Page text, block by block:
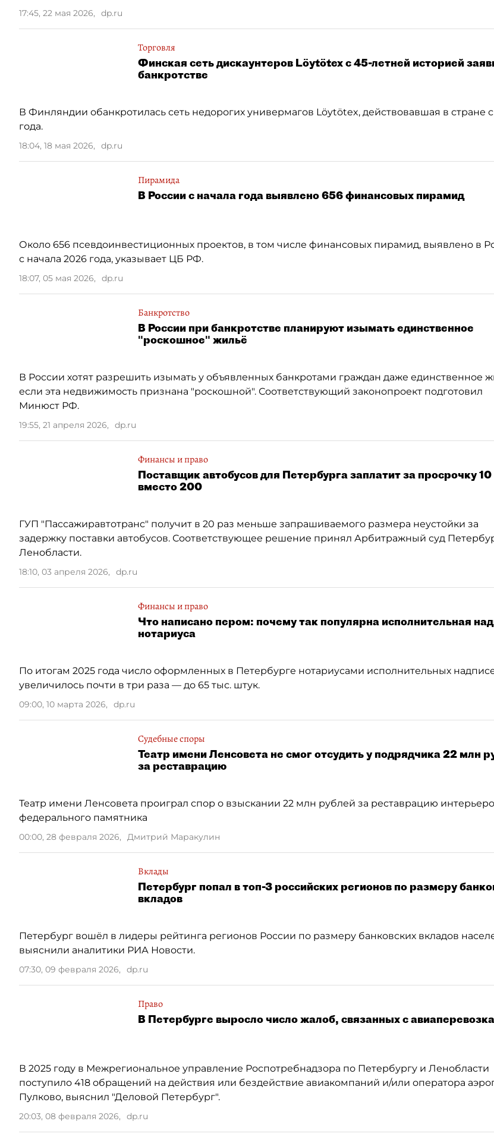
17:45, 22 мая 2026, dp.ru
Торговля
Финская сеть дискаунтеров Löytötex с 45-летней историей
банкротстве
В Финляндии обанкротилась сеть недорогих универмагов Löytötex, действовавшая в стране с
года.
18:04, 18 мая 2026, dp.ru
Пирамида
В России с начала года выявлено 656 финансовых пирамид
Около 656 псевдоинвестиционных проектов, в том числе финансовых пирамид, выявлено в
с начала 2026 года, указывает ЦБ РФ.
18:07, 05 мая 2026, dp.ru
Банкротство
В России при банкротстве планируют изымать единственное
"роскошное" жильё
В России хотят разрешить изымать у объявленных банкротами граждан даже единственное
если эта недвижимость признана "роскошной". Соответствующий законопроект подготовил
Минюст РФ.
19:55, 21 апреля 2026, dp.ru
Финансы и право
Поставщик автобусов для Петербурга заплатит за просрочку
вместо 200
ГУП "Пассажиравтотранс" получит в 20 раз меньше запрашиваемого размера неустойки за
задержку поставки автобусов. Соответствующее решение принял Арбитражный суд
Ленобласти.
18:10, 03 апреля 2026, dp.ru
Финансы и право
Что написано пером: почему так популярна исполнительная
нотариуса
По итогам 2025 года число оформленных в Петербурге нотариусами исполнительных
увеличилось почти в три раза — до 65 тыс. штук.
09:00, 10 марта 2026, dp.ru
Судебные споры
Театр имени Ленсовета не смог отсудить у подрядчика 22 млн
за реставрацию
Театр имени Ленсовета проиграл спор о взыскании 22 млн рублей за реставрацию
федерального памятника
00:00, 28 февраля 2026, Дмитрий Маракулин
Вклады
Петербург попал в топ-3 российских регионов по размеру
вкладов
Петербург вошёл в лидеры рейтинга регионов России по размеру банковских вкладов
выяснили аналитики РИА Новости.
07:30, 09 февраля 2026, dp.ru
Право
В Петербурге выросло число жалоб, связанных с
В 2025 году в Межрегиональное управление Роспотребнадзора по Петербургу и Ленобласти
поступило 418 обращений на действия или бездействие авиакомпаний и/или оператора
Пулково, выяснил "Деловой Петербург".
20:03, 08 февраля 2026, dp.ru